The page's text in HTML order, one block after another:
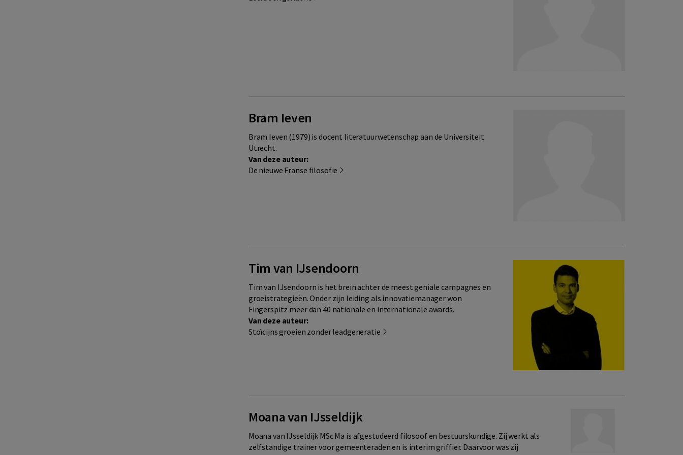
Bram Ieven
Bram Ieven (1979) is docent literatuurwetenschap aan de Universiteit
Utrecht.
Van deze auteur:
De nieuwe Franse filosofie
Tim van IJsendoorn
Tim van IJsendoorn is het brein achter de meest geniale campagnes en
groeistrategieën. Onder zijn leiding als innovatiemanager won
Fingerspitz meer dan 40 nationale en internationale awards.
Van deze auteur:
Stoïcijns groeien zonder leadgeneratie
Moana van IJsseldijk
Moana van IJsseldijk MSc Ma is afgestudeerd filosoof en bestuurskundige. Zij werkt als
zelfstandige trainer voor gemeenteraden en is interim griffier. Daarvoor was zij